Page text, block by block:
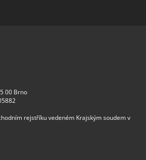
00 Brno
rejstříku vedeném Krajským soudem v